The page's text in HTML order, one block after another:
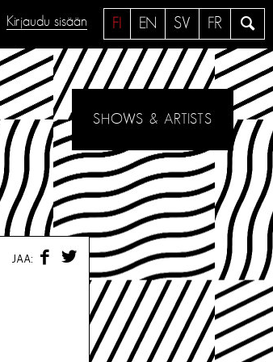
a
e
FI EN SV FR
Kirjaudu sisään
SHOWS & ARTISTS
JAA:
F
W